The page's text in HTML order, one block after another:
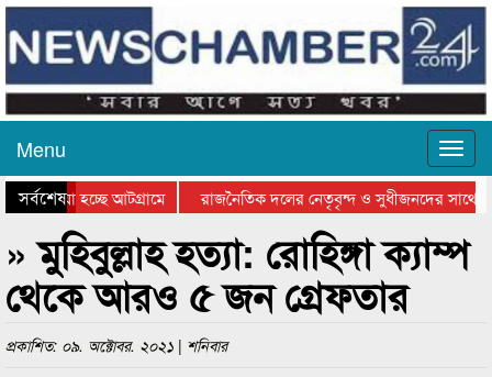
Menu
সর্বশেষ
যাওয়া হচ্ছে আটগ্রামে
রাজনৈতিক দলের নেতৃবৃন্দ ও সুধীজনদের সাথে
পুরস্কার বিতরণ সম্পন্ন
সিলেটে বাংলাদেশ গ্রুপ থিয়েটার ফেডারেশানের
» মুহিবুল্লাহ হত্যা: রোহিঙ্গা ক্যাম্প
থেকে আরও ৫ জন গ্রেফতার
প্রকাশিত: ০৯. অক্টোবর. ২০২১ | শনিবার